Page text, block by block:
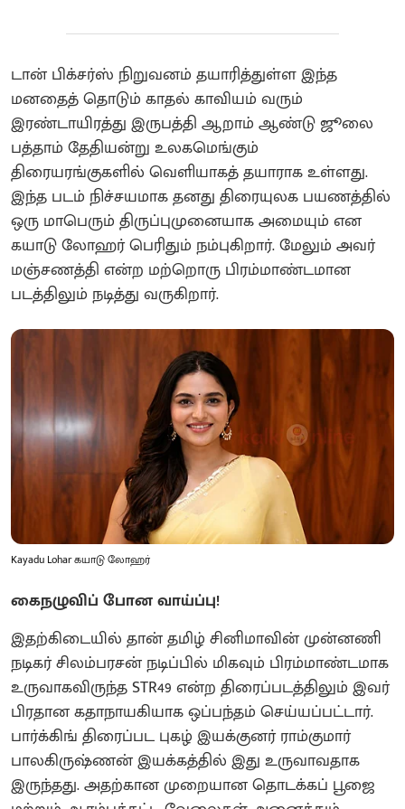
டான் பிக்சர்ஸ் நிறுவனம் தயாரித்துள்ள இந்த
மனதைத் தொடும் காதல் காவியம் வரும்
இரண்டாயிரத்து இருபத்தி ஆறாம் ஆண்டு ஜூலை
பத்தாம் தேதியன்று உலகமெங்கும்
திரையரங்குகளில் வெளியாகத் தயாராக உள்ளது.
இந்த படம் நிச்சயமாக தனது திரையுலக பயணத்தில்
ஒரு மாபெரும் திருப்புமுனையாக அமையும் என
கயாடு லோஹர் பெரிதும் நம்புகிறார். மேலும் அவர்
மஞ்சணத்தி என்ற மற்றொரு பிரம்மாண்டமான
படத்திலும் நடித்து வருகிறார்.
Kayadu Lohar கயாடு லோஹர்
கைநழுவிப் போன வாய்ப்பு!
இதற்கிடையில் தான் தமிழ் சினிமாவின் முன்னணி
நடிகர் சிலம்பரசன் நடிப்பில் மிகவும் பிரம்மாண்டமாக
உருவாகவிருந்த STR49 என்ற திரைப்படத்திலும் இவர்
பிரதான கதாநாயகியாக ஒப்பந்தம் செய்யப்பட்டார்.
பார்க்கிங் திரைப்பட புகழ் இயக்குனர் ராம்குமார்
பாலகிருஷ்ணன் இயக்கத்தில் இது உருவாவதாக
இருந்தது. அதற்கான முறையான தொடக்கப் பூஜை